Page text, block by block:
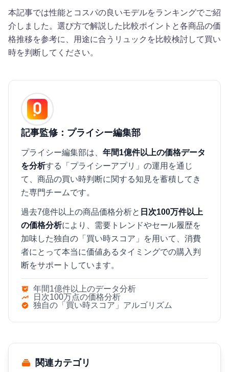
本記事では性能とコスパの良いモデルをランキングでご紹
介しました。選び方で解説した比較ポイントと各商品の価
格推移を参考に、用途に合うリュックを比較検討して買い
時を判断してください。
記事監修：プライシー編集部
プライシー編集部は、 年間1億件以上の価格データ
を分析する「プライシーアプリ」の運用を通じ
て、商品の買い時判断に関する知見を蓄積してき
た専門チームです。
過去7億件以上の商品価格分析と 日次100万件以上
の価格分析により、需要トレンドやセール履歴を
加味した独自の「買い時スコア」を用いて、消費
者にとって本当に価値あるタイミングでの購入判
断をサポートしています。
年間1億件以上のデータ分析
日次100万点の価格分析
独自の「買い時スコア」アルゴリズム
関連カテゴリ